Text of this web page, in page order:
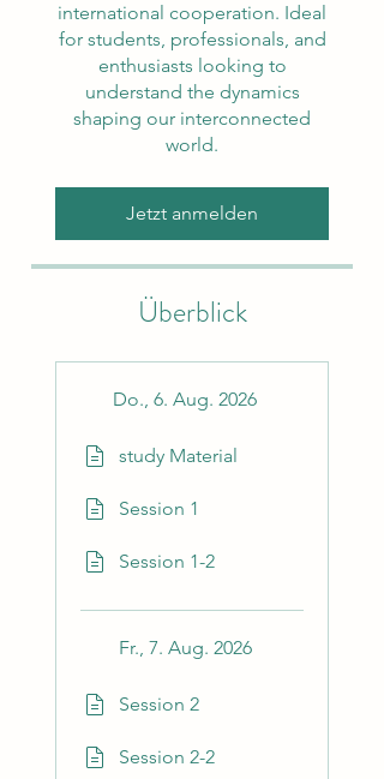
international cooperation. Ideal
for students, professionals, and
enthusiasts looking to
understand the dynamics
shaping our interconnected
world.
Jetzt anmelden
Überblick
Do., 6. Aug. 2026
study Material
Session 1
Session 1-2
Fr., 7. Aug. 2026
Session 2
Session 2-2